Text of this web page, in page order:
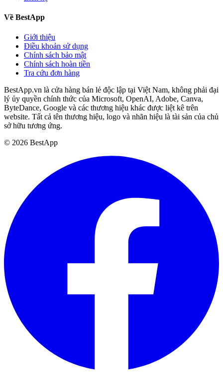
Về BestApp
Giới thiệu
Điều khoản sử dụng
Chính sách bảo mật
Chính sách hoàn tiền
Tra cứu đơn hàng
BestApp.vn là cửa hàng bán lẻ độc lập tại Việt Nam, không phải đại
lý ủy quyền chính thức của Microsoft, OpenAI, Adobe, Canva,
ByteDance, Google và các thương hiệu khác được liệt kê trên
website. Tất cả tên thương hiệu, logo và nhãn hiệu là tài sản của chủ
sở hữu tương ứng.
© 2026 BestApp